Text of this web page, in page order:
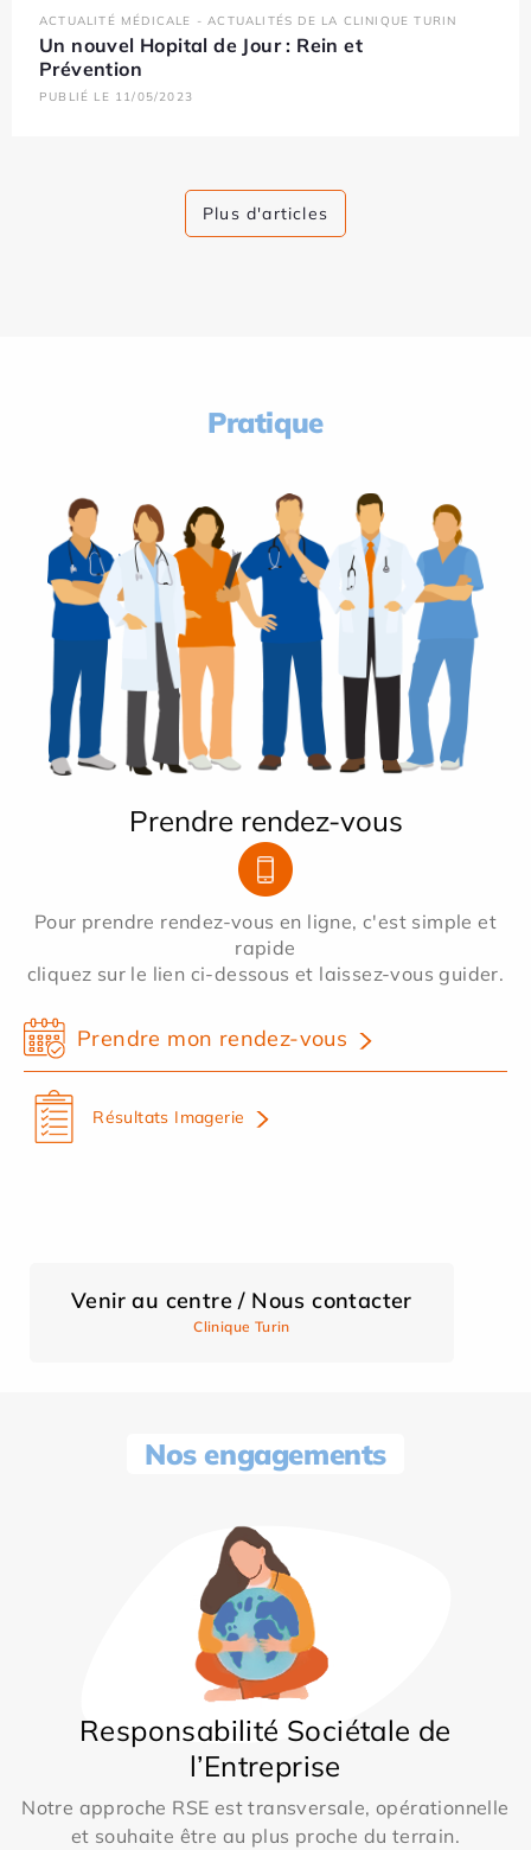
ACTUALITÉ MÉDICALE - ACTUALITÉS DE LA CLINIQUE TURIN
Un nouvel Hopital de Jour : Rein et
Prévention
PUBLIÉ LE 11/05/2023
Plus d'articles
Pratique
Prendre rendez-vous
Pour prendre rendez-vous en ligne, c'est simple et
rapide
cliquez sur le lien ci-dessous et laissez-vous guider.
Prendre mon rendez-vous
Résultats Imagerie
Venir au centre / Nous contacter
Clinique Turin
Nos engagements
Responsabilité Sociétale de
l’Entreprise
Notre approche RSE est transversale, opérationnelle
et souhaite être au plus proche du terrain.